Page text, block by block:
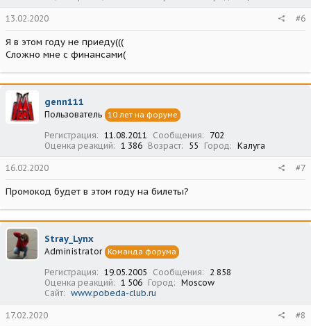
Традиционно, сайт Галереи:
13.02.2020 #6
Я в этом году не приеду(((
Сложно мне с финансами(
genn111
Пользователь 10 лет на форуме
Регистрация 11.08.2011 Сообщения
702
Оценка реакций
1 386 Возраст 55 Город Калуга
16.02.2020 #7
Промокод будет в этом году на билеты?
Stray_Lynx
Administrator Команда форума
Регистрация 19.05.2005 Сообщения
2 858
Оценка реакций
1 506 Город
Moscow
Сайт
www.pobeda-club.ru
17.02.2020 #8